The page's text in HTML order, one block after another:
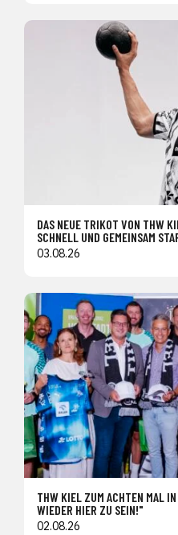
DAS NEUE TRIKOT VON THW
SCHNELL UND GEMEINSAM
03.08.26
THW KIEL ZUM ACHTEN MAL
WIEDER HIER ZU SEIN!"
02.08.26